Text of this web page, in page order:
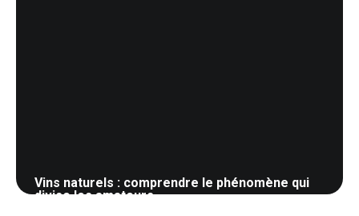
Vins naturels : comprendre le phénomène qui
divise les amateurs